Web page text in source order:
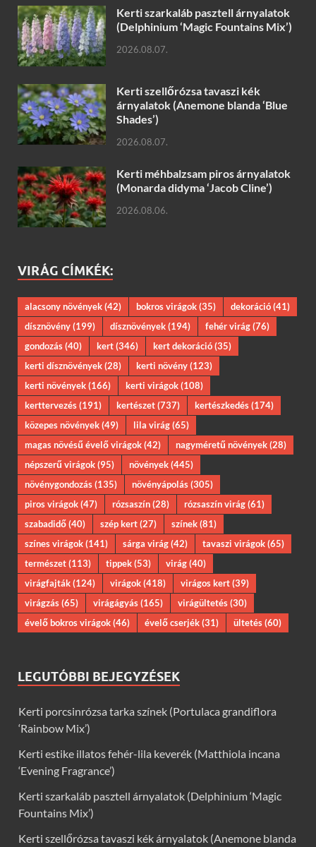
Kerti szarkaláb pasztell árnyalatok
(Delphinium ‘Magic Fountains Mix’)
2026.08.07.
Kerti szellőrózsa tavaszi kék
árnyalatok (Anemone blanda ‘Blue
Shades’)
2026.08.07.
Kerti méhbalzsam piros árnyalatok
(Monarda didyma ‘Jacob Cline’)
2026.08.06.
VIRÁG CÍMKÉK:
alacsony növények(42) bokros virágok(35) dekoráció(41)
dísznövény(199) dísznövények(194) fehér virág(76)
gondozás(40) kert(346) kert dekoráció(35)
kerti dísznövények(28) kerti növény(123)
kerti növények(166) kerti virágok(108)
kerttervezés(191) kertészet(737) kertészkedés(174)
közepes növények(49) lila virág(65)
magas növésű évelő virágok(42) nagyméretű növények(28)
népszerű virágok(95) növények(445)
növénygondozás(135) növényápolás(305)
piros virágok(47) rózsaszín(28) rózsaszín virág(61)
szabadidő(40) szép kert(27) színek(81)
színes virágok(141) sárga virág(42) tavaszi virágok(65)
természet(113) tippek(53) virág(40)
virágfajták(124) virágok(418) virágos kert(39)
virágzás(65) virágágyás(165) virágültetés(30)
évelő bokros virágok(46) évelő cserjék(31) ültetés(60)
LEGUTÓBBI BEJEGYZÉSEK
Kerti porcsinrózsa tarka színek (Portulaca grandiflora
‘Rainbow Mix’)
Kerti estike illatos fehér-lila keverék (Matthiola incana
‘Evening Fragrance’)
Kerti szarkaláb pasztell árnyalatok (Delphinium ‘Magic
Fountains Mix’)
Kerti szellőrózsa tavaszi kék árnyalatok (Anemone blanda